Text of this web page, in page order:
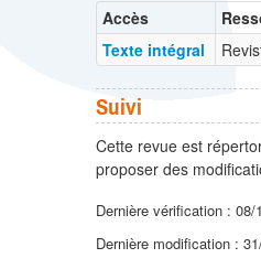
Accès
Texte intégral
Suivi
Cette revue est
proposer des
Dernière vérification : 08/
Dernière modification :